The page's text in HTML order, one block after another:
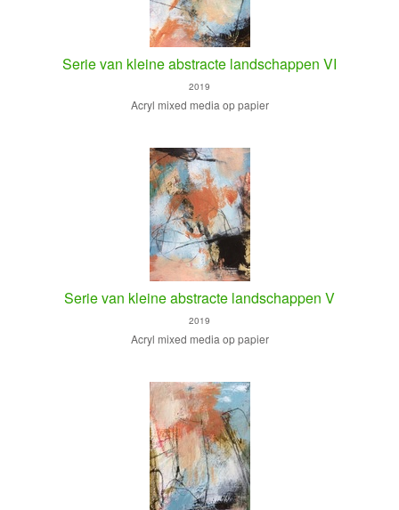
Serie van kleine abstracte landschappen VI
2019
Acryl mixed media op papier
Serie van kleine abstracte landschappen V
2019
Acryl mixed media op papier